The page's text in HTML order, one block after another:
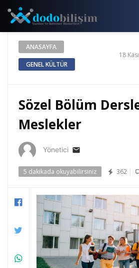
ANASAYFA
GENEL KÜLTÜR
18
Sözel Bölüm
Meslekler
Yönetici email
5 dakikada okuyabilirsiniz 362 |